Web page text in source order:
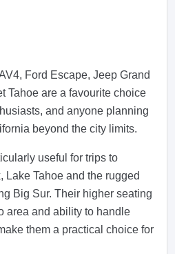
Ford Escape, Jeep Grand
Tahoe are a favourite choice
and anyone planning
beyond the city limits.
useful for trips to
Lake Tahoe and the rugged
Big Sur. Their higher seating
area and ability to handle
them a practical choice for